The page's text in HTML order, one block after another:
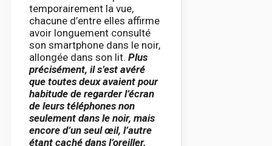
temporairement la vue,
chacune d’entre elles affirme
avoir longuement consulté
son smartphone dans le noir,
allongée dans son lit. Plus
précisément, il s’est avéré
que toutes deux avaient pour
habitude de regarder l’écran
de leurs téléphones non
seulement dans le noir, mais
encore d’un seul œil, l’autre
étant caché dans l’oreiller.